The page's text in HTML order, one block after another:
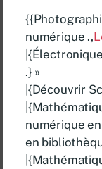
numérique .,
.} »
|{Découvrir
numérique
en